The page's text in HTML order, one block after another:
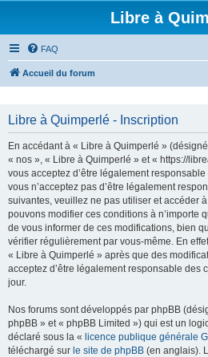
Libre à
FAQ
Accueil du forum
Libre à Quimperlé - Inscription
En accédant à « Libre à Quimperlé »
« nos », « Libre à Quimperlé » et « https://
vous acceptez d’être légalement
vous n’acceptez pas d’être légalement
suivantes, veuillez ne pas utiliser et accéder
pouvons modifier ces conditions à n’importe
de vous informer de ces modifications, bien
vérifier régulièrement par vous-même. En
« Libre à Quimperlé » après que des
acceptez d’être légalement responsable des
jour.
Nos forums sont développés par phpBB
phpBB » et « phpBB Limited ») qui est un
déclaré sous la « licence publique générale
téléchargé sur le site de phpBB (en anglais).